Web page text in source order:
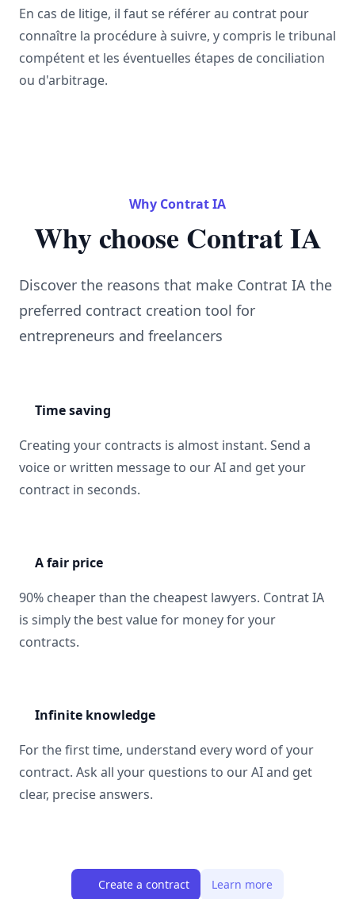
En cas de litige, il faut se référer au contrat pour
connaître la procédure à suivre, y compris le tribunal
compétent et les éventuelles étapes de conciliation
ou d'arbitrage.
Why Contrat IA
Why choose Contrat IA
Discover the reasons that make Contrat IA the
preferred contract creation tool for
entrepreneurs and freelancers
Time saving
Creating your contracts is almost instant. Send a
voice or written message to our AI and get your
contract in seconds.
A fair price
90% cheaper than the cheapest lawyers. Contrat IA
is simply the best value for money for your
contracts.
Infinite knowledge
For the first time, understand every word of your
contract. Ask all your questions to our AI and get
clear, precise answers.
Create a contract Learn more